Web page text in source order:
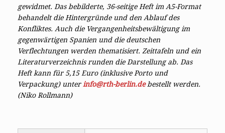
gewidmet. Das bebilderte, 36-seitige Heft im A5-Format
behandelt die Hintergründe und den Ablauf des
Konfliktes. Auch die Vergangenheitsbewältigung im
gegenwärtigen Spanien und die deutschen
Verflechtungen werden thematisiert. Zeittafeln und ein
Literaturverzeichnis runden die Darstellung ab. Das
Heft kann für 5,15 Euro (inklusive Porto und
Verpackung) unter info@rth-berlin.debestellt werden.
(Niko Rollmann)